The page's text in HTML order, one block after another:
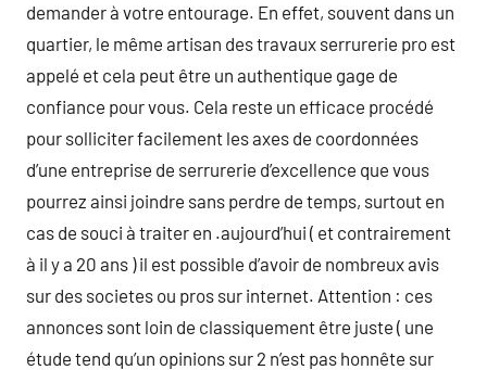
demander à votre entourage. En effet, souvent dans un
quartier, le même artisan des travaux serrurerie pro est
appelé et cela peut être un authentique gage de
confiance pour vous. Cela reste un efficace procédé
pour solliciter facilement les axes de coordonnées
d’une entreprise de serrurerie d’excellence que vous
pourrez ainsi joindre sans perdre de temps, surtout en
cas de souci à traiter en .aujourd’hui ( et contrairement
à il y a 20 ans ) il est possible d’avoir de nombreux avis
sur des societes ou pros sur internet. Attention : ces
annonces sont loin de classiquement être juste ( une
étude tend qu’un opinions sur 2 n’est pas honnête sur